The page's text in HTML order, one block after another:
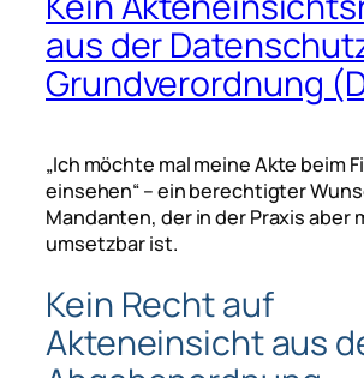
aus der
Grundverordnung
„Ich möchte mal meine Akte beim
einsehen“ – ein berechtigter
Mandanten, der in der Praxis aber
umsetzbar ist.
Kein Recht auf
Akteneinsicht aus